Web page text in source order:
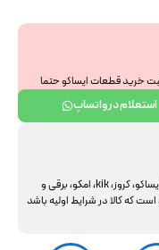
خرید قطعات ایساکو حتما
درک شما سپاسگزاریم.
استعلام در واتساپ
درخواست مرجوع کردن کالا در گروه اجناس اورجینال (ایساکو، کروز، kik، امکو، برقی و
که کالا در شرایط اولیه باشد